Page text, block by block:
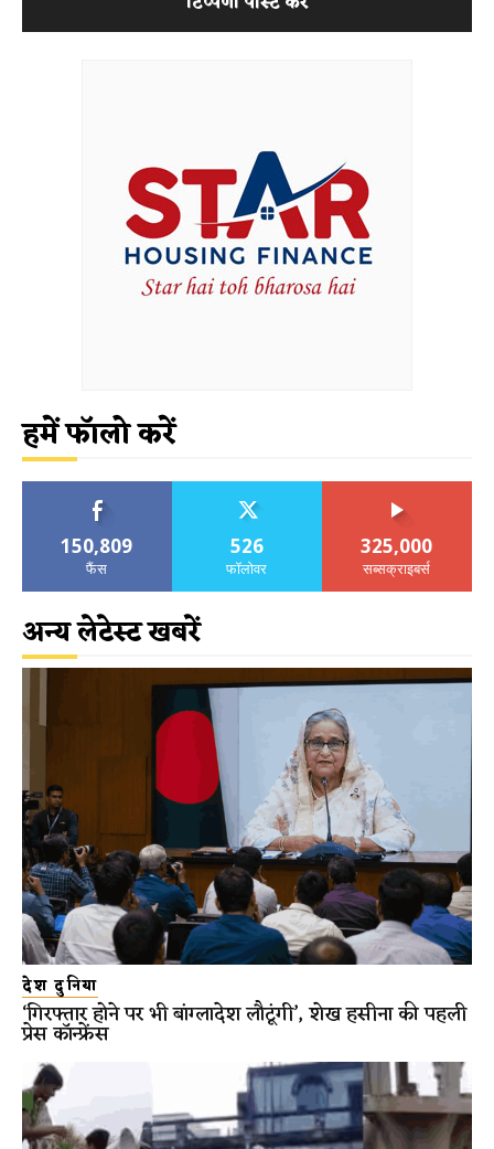
हमें फॉलो करें
150,809
फैंस
526
फॉलोवर
325,000
सब्सक्राइबर्स
अन्य लेटेस्ट खबरें
देश दुनिया
‘गिरफ्तार होने पर भी बांग्लादेश लौटूंगी’, शेख हसीना की पहली
प्रेस कॉन्फ्रेंस